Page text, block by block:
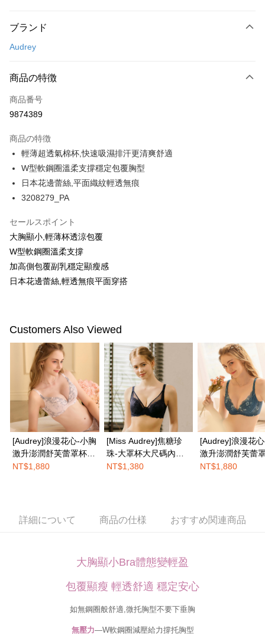
クレジットカード1回払い
LINE Pay
Apple Pay
Google Pay
PXPay Plus
Plus Pay
説明
一、 AFTEE代金後払いについて
1.お支払い方法でAFTEE代金後払いを選択すると、携帯電話認証ウィンド
ウが表示されます。
2.SMSで認証してお支払い手続を進めてください。
3.注文するときのお支払いは不要です。商品はご指定の住所に配送されま
はアプリの通知に従って、4大コンビニ、またはATM/オンラインバンキン
グでお支払いください。
代金納付期限は最短で 14 日以内ですので、ご注意ください。AFTEE アプ
リをダウンロードして AFTEE 会員になるとお支払い期限を最長 45 日以内
まで延長できます。
お支払期限は、ショップが請求した期日と、AFTEEで延長できる日数をも
とに計算されます。AFTEEで注文すると、商品を受け取るまで支払い期限
を延長できますが、商品を期限内に受け取れない場合があります（例：予
約商品や商品到着日が比較的遅い商品）。そのため、商品到着の有無に関
わらず、AFTEEで指定された期限内にお支払いください。
二、支払い限度額
ます。当サービスご利用の際に提供しなければならない個人情報（注文者
の氏名、電話番号、受取人の氏名、電話番号、受取人住所を含むがこれに
す。AFTEEの個人情報の収集、処理、利用について、詳細はAFTEE公式ホ
https://aftee.tw/privacypolicy/）。
AFTEEの初回ご利用の際に、審査を通過すれば、最高額がNT$10,000にな
配送方法
付款後全家取貨
配送毎にNT$100、NT$1,200以上で送料無料
7-11取付
配送毎にNT$100、NT$1,500以上で送料無料
付款後7-11取貨
配送毎にNT$100、NT$1,500以上で送料無料
宅配
配送毎にNT$100、NT$1,500以上で送料無料
海外発送 送料を確認
ブランド
Audrey
商品の特徴
商品番号
9874389
商品の特徴
輕薄超透氣棉杯,快速吸濕排汗更清爽舒適
W型軟鋼圈溫柔支撐穩定包覆胸型
日本花邊蕾絲,平面織紋輕透無痕
3208279_PA
セールスポイント
大胸顯小,輕薄杯透涼包覆
W型軟鋼圈溫柔支撐
加高側包覆副乳穩定顯瘦感
日本花邊蕾絲,輕透無痕平面穿搭
Customers Also Viewed
[Audrey]浪漫花心-小胸
激升澎潤舒芙蕾罩杯內
衣-甜心粉
NT$1,880
[Miss Audrey]焦糖珍
珠-大罩杯大尺碼內衣-
性感深紫
NT$1,380
[Audrey]浪漫花
激升澎潤舒芙蕾
衣-古典藍
NT$1,880
詳細について 商品の仕様 おすすめ関連商品
大胸顯小Bra體態變輕盈
包覆顯瘦 輕透舒適 穩定安心
如無鋼圈般舒適,微托胸型不要下垂胸
無壓力—W軟鋼圈減壓給力撐托胸型